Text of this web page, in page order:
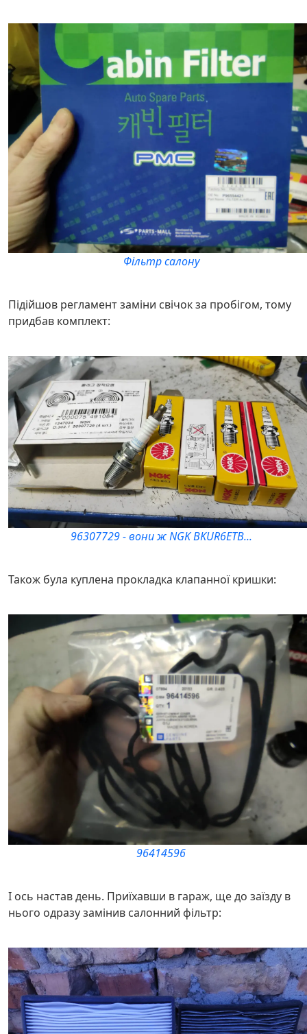
Фільтр салону
Підійшов регламент заміни свічок за пробігом, тому
придбав комплект:
96307729 - вони ж NGK BKUR6ETB...
Також була куплена прокладка клапанної кришки:
96414596
І ось настав день. Приїхавши в гараж, ще до заїзду в
нього одразу замінив салонний фільтр: